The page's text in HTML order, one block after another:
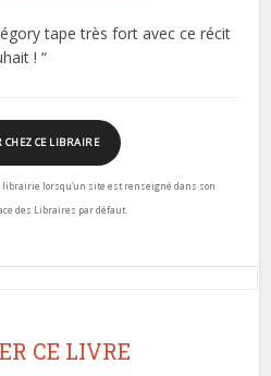
tape très fort avec ce récit
! “
CHEZ CE LIBRAIRE
lorsqu’un site est renseigné dans son
des Libraires par défaut.
CE LIVRE